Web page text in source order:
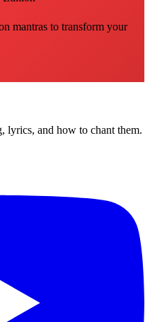
mantras to transform your
lyrics, and how to chant them.